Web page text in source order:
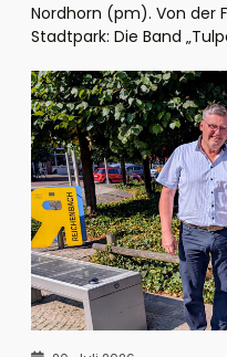
Nordhorn (pm). Von der
Stadtpark: Die Band